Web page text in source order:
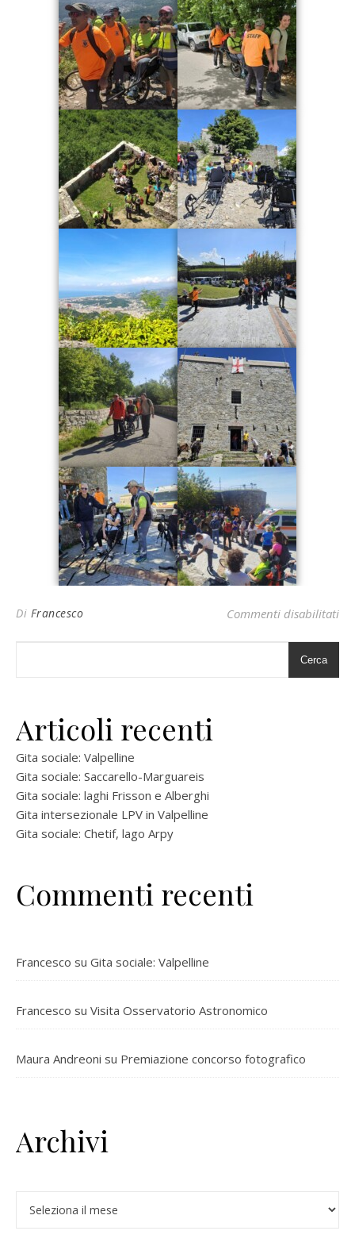
Di Francesco Commenti disabilitatisu
Cerca
Articoli recenti
Gita sociale: Valpelline
Gita sociale: Saccarello-Marguareis
Gita sociale: laghi Frisson e Alberghi
Gita intersezionale LPV in Valpelline
Gita sociale: Chetif, lago Arpy
Commenti recenti
Francesco su Gita sociale: Valpelline
Francesco su Visita Osservatorio Astronomico
Maura Andreoni su Premiazione concorso fotografico
Archivi
Archivi